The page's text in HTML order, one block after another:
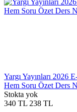
Yargı Yayınları 2026
Hem Soru Özet Ders
Stokta yok
340 TL 238 TL